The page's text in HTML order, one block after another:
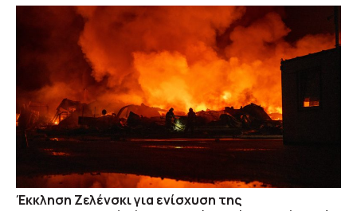
Έκκληση Ζελένσκι για ενίσχυση της